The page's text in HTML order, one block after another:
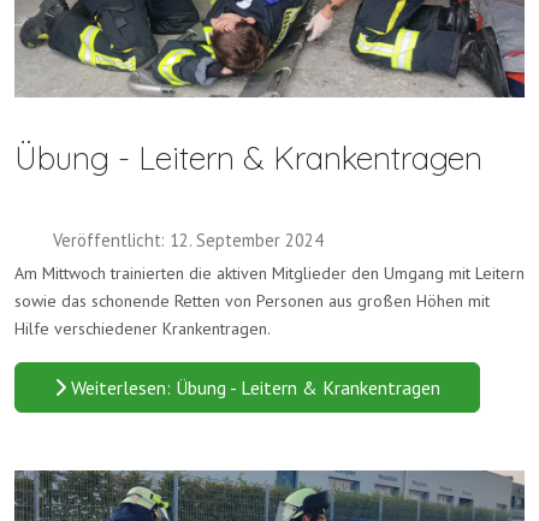
Übung - Leitern & Krankentragen
Veröffentlicht: 12. September 2024
Am Mittwoch trainierten die aktiven Mitglieder den Umgang mit Leitern
sowie das schonende Retten von Personen aus großen Höhen mit
Hilfe verschiedener Krankentragen.
Weiterlesen: Übung - Leitern & Krankentragen